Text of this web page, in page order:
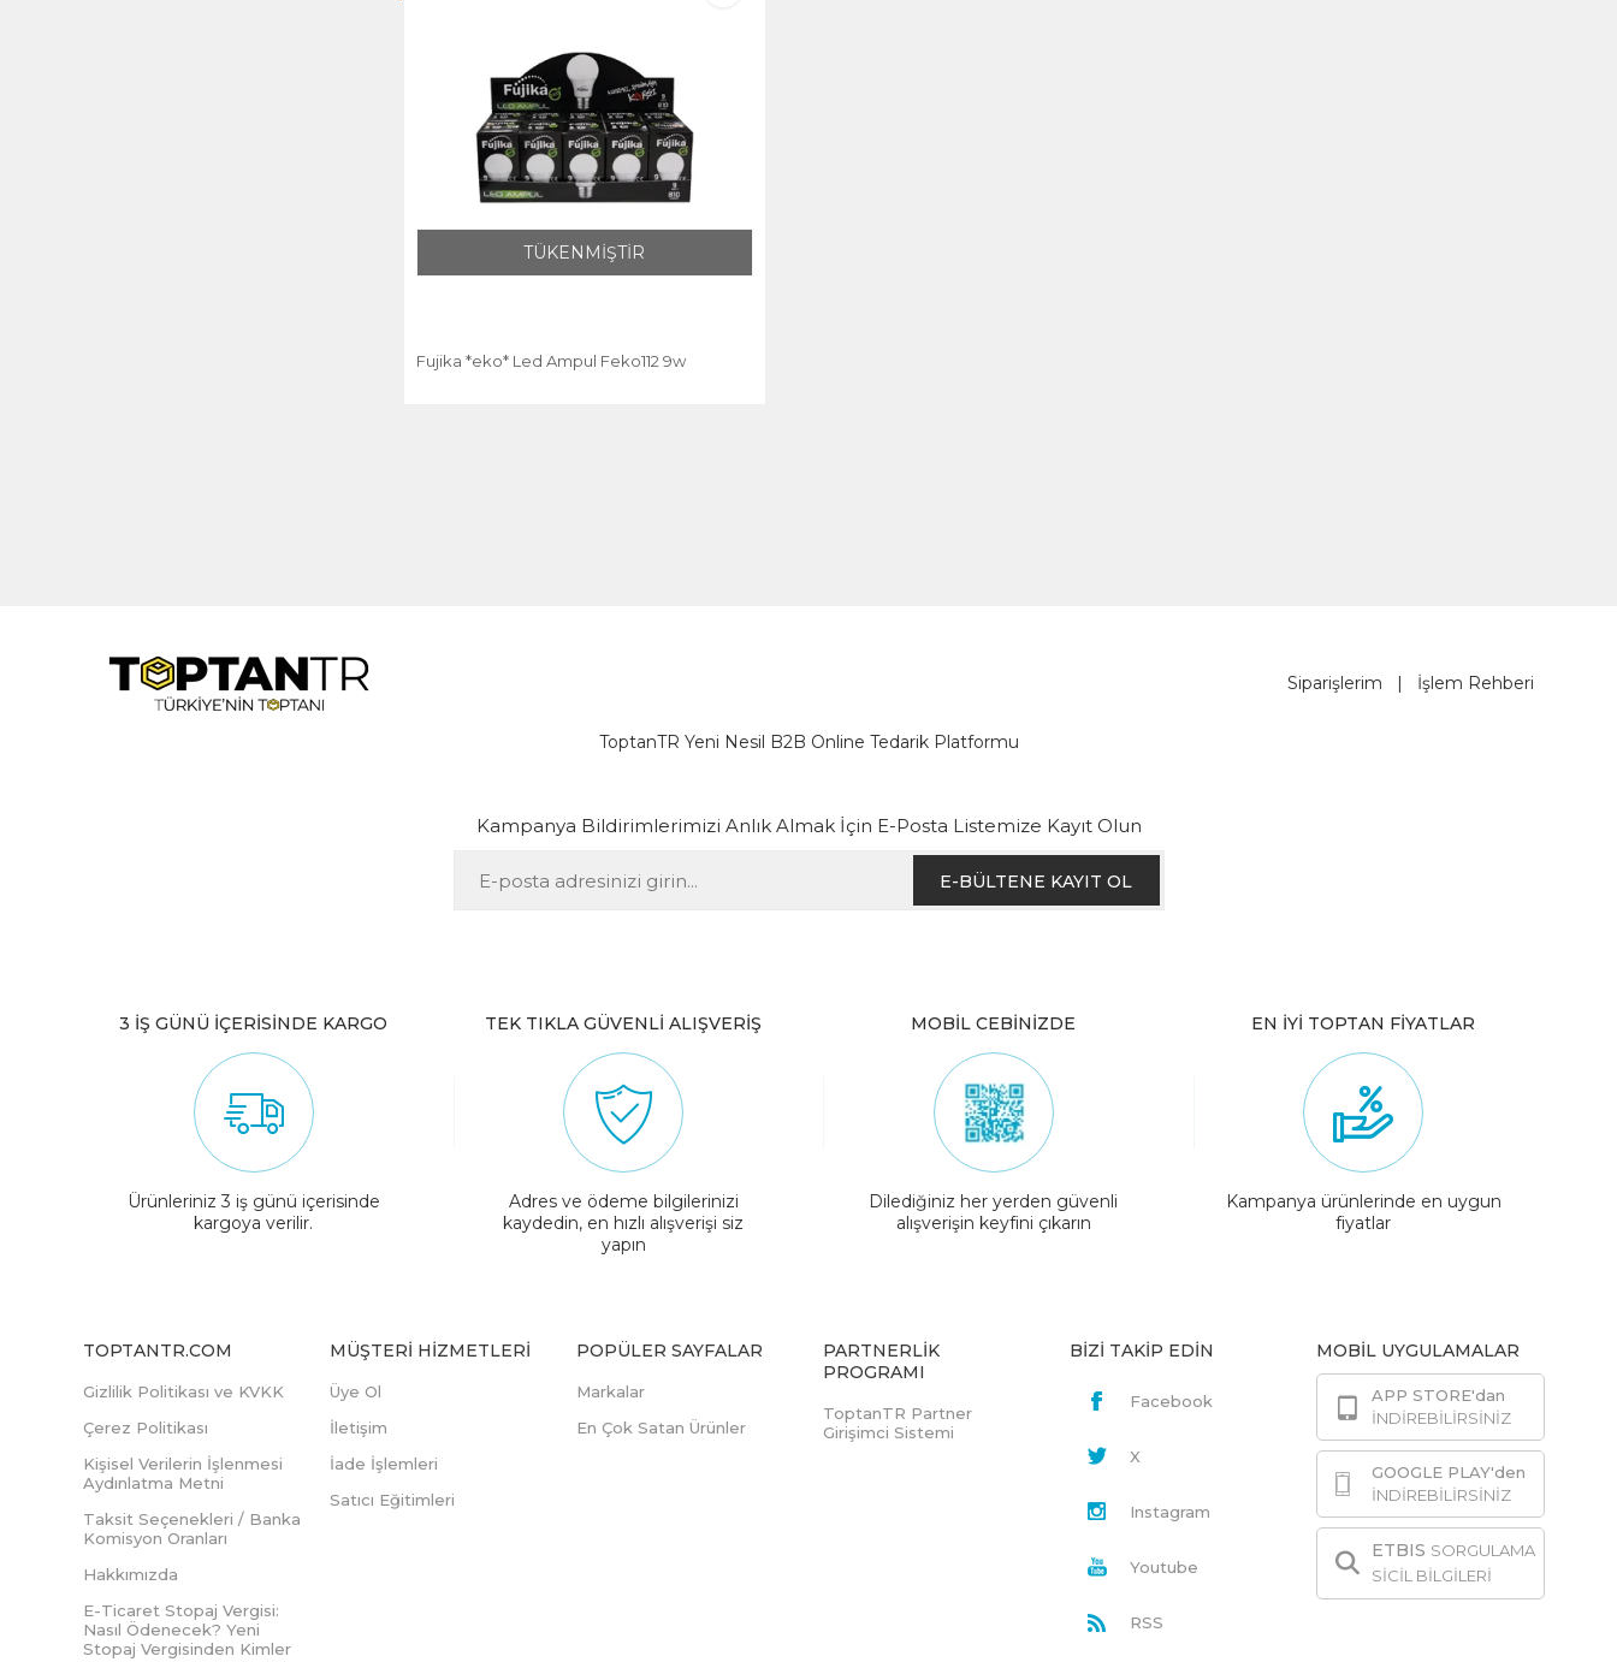
TÜKENMİŞTİR
Fujika *eko* Led Ampul Feko112 9w
Siparişlerim | İşlem Rehberi
ToptanTR Yeni Nesil B2B Online Tedarik Platformu
Kampanya Bildirimlerimizi Anlık Almak İçin E-Posta Listemize Kayıt Olun
E-BÜLTENE KAYIT OL
3 İŞ GÜNÜ İÇERİSİNDE KARGO
Ürünleriniz 3 iş günü içerisinde
kargoya verilir.
TEK TIKLA GÜVENLİ ALIŞVERİŞ
Adres ve ödeme bilgilerinizi
kaydedin, en hızlı alışverişi siz
yapın
MOBİL CEBİNİZDE
Dilediğiniz her yerden güvenli
alışverişin keyfini çıkarın
EN İYİ TOPTAN FİYATLAR
Kampanya ürünlerinde en uygun
fiyatlar
TOPTANTR.COM
Gizlilik Politikası ve KVKK
Çerez Politikası
Kişisel Verilerin İşlenmesi
Aydınlatma Metni
Taksit Seçenekleri / Banka
Komisyon Oranları
Hakkımızda
E-Ticaret Stopaj Vergisi:
Nasıl Ödenecek? Yeni
Stopaj Vergisinden Kimler
MÜŞTERI HIZMETLERI
Üye Ol
İletişim
İade İşlemleri
Satıcı Eğitimleri
POPÜLER SAYFALAR
Markalar
En Çok Satan Ürünler
PARTNERLIK
PROGRAMI
ToptanTR Partner
Girişimci Sistemi
BİZİ TAKİP EDİN
Facebook
X
Instagram
Youtube
RSS
MOBİL UYGULAMALAR
APP STORE'dan
İNDİREBİLİRSİNİZ
GOOGLE PLAY'den
İNDİREBİLİRSİNİZ
ETBIS SORGULAMA
SİCİL BİLGİLERİ